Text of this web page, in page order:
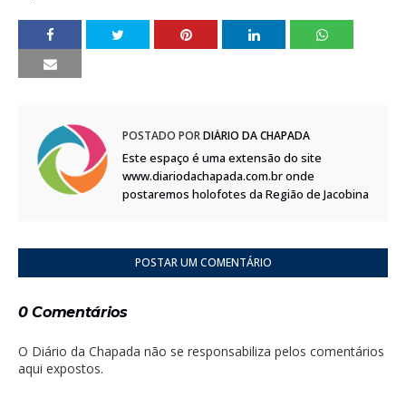
POSTADO PORDIÁRIO DA CHAPADA
Este espaço é uma extensão do site
www.diariodachapada.com.br onde
postaremos holofotes da Região de Jacobina
POSTAR UM COMENTÁRIO
0 Comentários
O Diário da Chapada não se responsabiliza pelos comentários
aqui expostos.